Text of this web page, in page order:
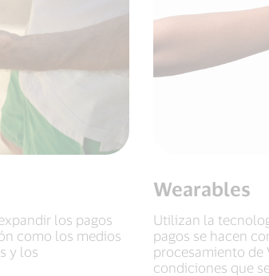
los pagos
como los medios
y los
Wearables
Utilizan la
pagos se hacen
procesamiento de
condiciones que